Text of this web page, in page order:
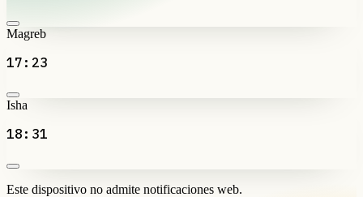
Magreb
17:23
Isha
18:31
Este dispositivo no admite notificaciones web.